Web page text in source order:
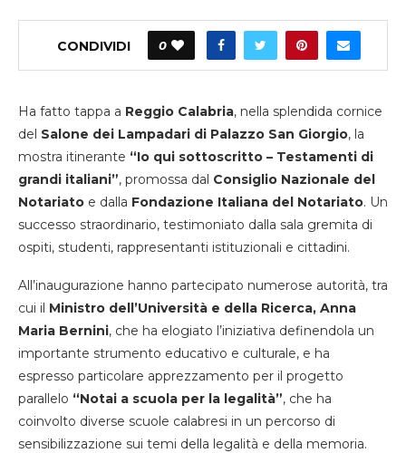
CONDIVIDI 0
Ha fatto tappa a Reggio Calabria, nella splendida cornice
del Salone dei Lampadari di Palazzo San Giorgio, la
mostra itinerante “Io qui sottoscritto – Testamenti di
grandi italiani”, promossa dal Consiglio Nazionale del
Notariato e dalla Fondazione Italiana del Notariato. Un
successo straordinario, testimoniato dalla sala gremita di
ospiti, studenti, rappresentanti istituzionali e cittadini.
All’inaugurazione hanno partecipato numerose autorità, tra
cui il Ministro dell’Università e della Ricerca, Anna
Maria Bernini, che ha elogiato l’iniziativa definendola un
importante strumento educativo e culturale, e ha
espresso particolare apprezzamento per il progetto
parallelo “Notai a scuola per la legalità”, che ha
coinvolto diverse scuole calabresi in un percorso di
sensibilizzazione sui temi della legalità e della memoria.